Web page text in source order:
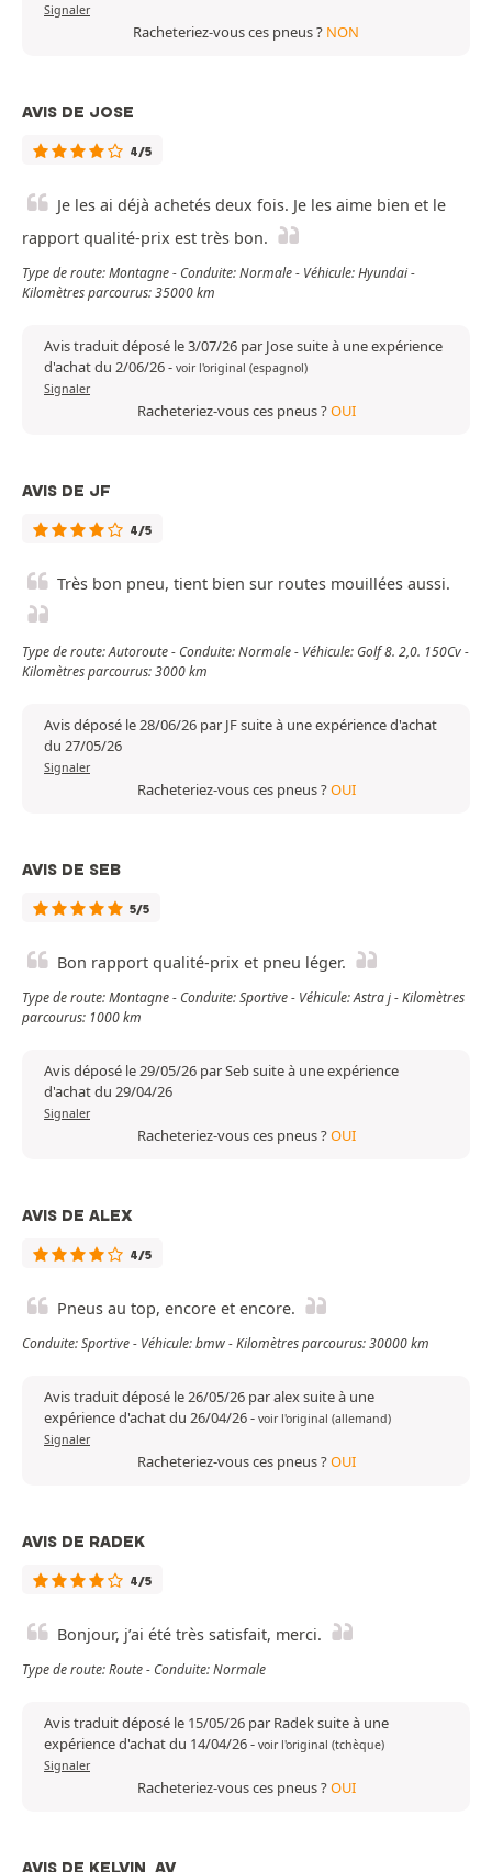
Signaler
Racheteriez-vous ces pneus ? NON
AVIS DE JOSE
4/5
Je les ai déjà achetés deux fois. Je les aime bien et le
rapport qualité-prix est très bon.
Type de route: Montagne - Conduite: Normale - Véhicule: Hyundai -
Kilomètres parcourus: 35000 km
Avis traduit déposé le 3/07/26 par Jose suite à une expérience
d'achat du 2/06/26- voir l'original (espagnol)
Signaler
Racheteriez-vous ces pneus ?OUI
AVIS DE JF
4/5
Très bon pneu, tient bien sur routes mouillées aussi.
Type de route: Autoroute - Conduite: Normale - Véhicule: Golf 8. 2,0. 150Cv -
Kilomètres parcourus: 3000 km
Avis déposé le 28/06/26 par JF suite à une expérience d'achat
du 27/05/26
Signaler
Racheteriez-vous ces pneus ?OUI
AVIS DE SEB
5/5
Bon rapport qualité-prix et pneu léger.
Type de route: Montagne - Conduite: Sportive - Véhicule: Astra j - Kilomètres
parcourus: 1000 km
Avis déposé le 29/05/26 par Seb suite à une expérience
d'achat du 29/04/26
Signaler
Racheteriez-vous ces pneus ?OUI
AVIS DE ALEX
4/5
Pneus au top, encore et encore.
Conduite: Sportive - Véhicule: bmw - Kilomètres parcourus: 30000 km
Avis traduit déposé le 26/05/26 par alex suite à une
expérience d'achat du 26/04/26- voir l'original (allemand)
Signaler
Racheteriez-vous ces pneus ?OUI
AVIS DE RADEK
4/5
Bonjour, j’ai été très satisfait, merci.
Type de route: Route - Conduite: Normale
Avis traduit déposé le 15/05/26 par Radek suite à une
expérience d'achat du 14/04/26- voir l'original (tchèque)
Signaler
Racheteriez-vous ces pneus ?OUI